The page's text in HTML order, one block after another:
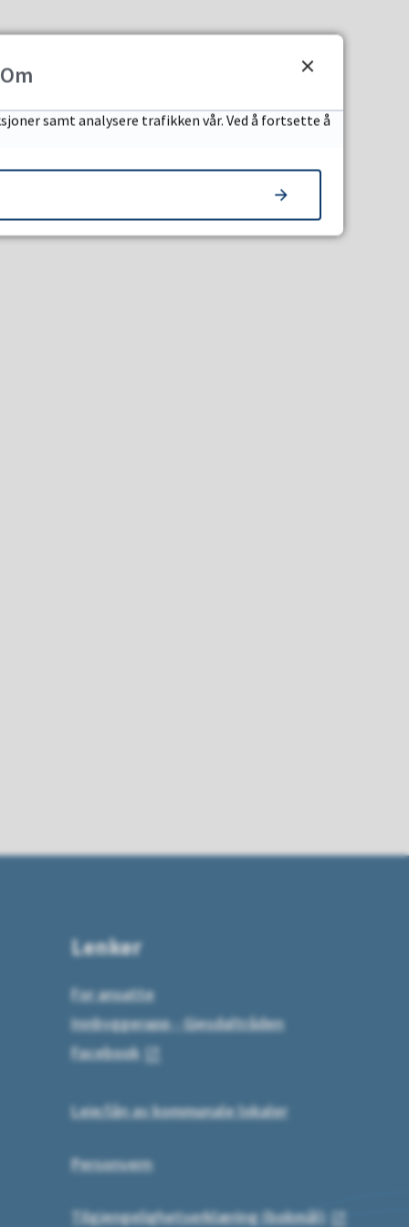
Lenker
For ansatte
Innbyggerapp - Gjesdaltråden
Facebook
Leie/lån av kommunale lokaler
Personvern
Tilgjengelighetserklæring (bokmål)
Om
samt analysere trafikken vår. Ved å fortsette å